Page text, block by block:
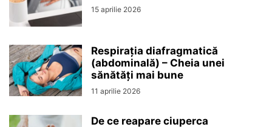
15 aprilie 2026
Respirația diafragmatică
(abdominală) – Cheia unei
sănătăți mai bune
11 aprilie 2026
De ce reapare ciuperca